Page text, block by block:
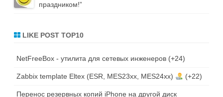
праздником!”
LIKE POST TOP10
NetFreeBox - утилита для сетевых инженеров +24
Zabbix template Eltex (ESR, MES23xx, MES24xx) +22
Перенос резервных копий iPhone на другой диск